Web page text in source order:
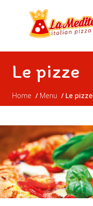
Le pizze
Home Menu Le pizze